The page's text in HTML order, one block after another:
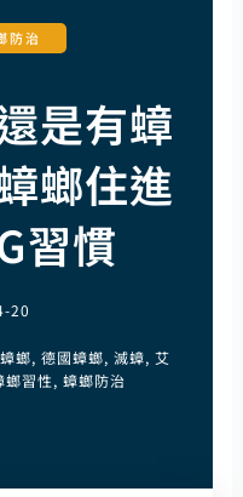
防治
是有蟑
螂住進
習慣
20
螂, 德國蟑螂, 滅蟑, 艾
螂習性, 蟑螂防治